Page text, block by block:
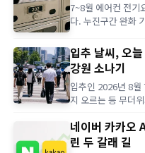
7~8월 에어컨 전기
다. 누진구간 완화
입추 날씨, 오
강원 소나기
입추인 2026년 8월
지 오르는 등 무더
강원 내륙 등 일부
네이버 카카오
린 두 갈래 길